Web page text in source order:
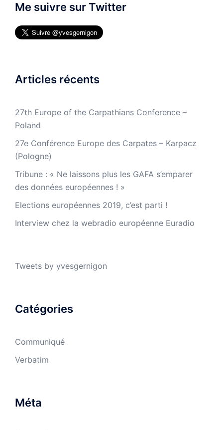
Me suivre sur Twitter
Articles récents
27th Europe of the Carpathians Conference –
Poland
27e Conférence Europe des Carpates – Karpacz
(Pologne)
Tribune : « Ne laissons plus les GAFA s’emparer
des données européennes ! »
Elections européennes 2019, c’est parti !
Interview chez la webradio européenne Euradio
Tweets by yvesgernigon
Catégories
Communiqué
Verbatim
Méta